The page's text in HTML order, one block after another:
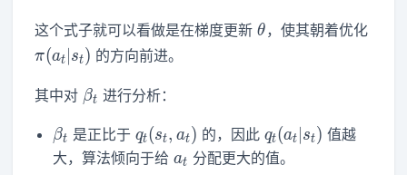
这个式子就可以看做是在梯度更新\theta
θ，使其朝着优化
\pi(a_t|s_t)
π(at st ) 的方向前进。
其中对 \beta_t
βt 进行分析：
\beta_t
βt 是正比于 q_t(s_t,a_t)
qt(st, at ) 的，因此 q_t(a_t|s_t)
qt(at st ) 值越
大，算法倾向于给 a_t
at 分配更大的值。